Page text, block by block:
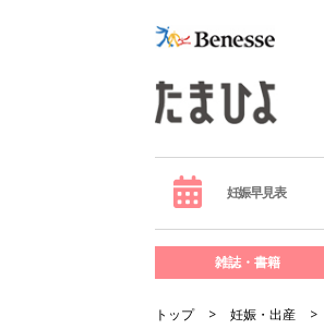
妊娠早見表
雑誌・書籍
トップ 妊娠・出産